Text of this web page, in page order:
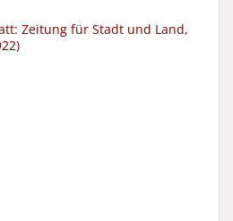
Zeitung für Stadt und Land,